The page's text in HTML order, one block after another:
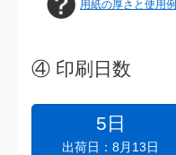
用紙の厚さと使用例
④ 印刷日数
5日
出荷日：8月13日